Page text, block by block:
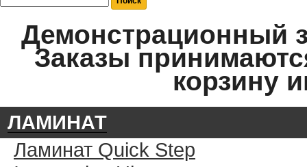
Демонстрационный
Заказы
корзину
ЛАМИНАТ
Ламинат Quick Step